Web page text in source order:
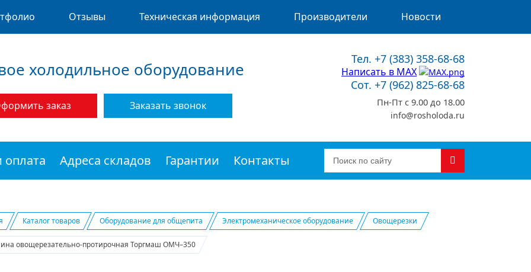
Отзывы Техническая информация Производители Новости
холодильное оборудование
заказ Заказать звонок
Тел. +7 (383) 358-68-68
Написать в MAX
Сот. +7 (962) 825-68-68
Пн-Пт с 9.00 до 18.00
info@rosholoda.ru
оплата Адреса складов Гарантии Контакты
Каталог товаров Оборудование для общепита Электромеханическое оборудование Овощерезки
овощерезательно-протирочная Торгмаш ОМЧ–350